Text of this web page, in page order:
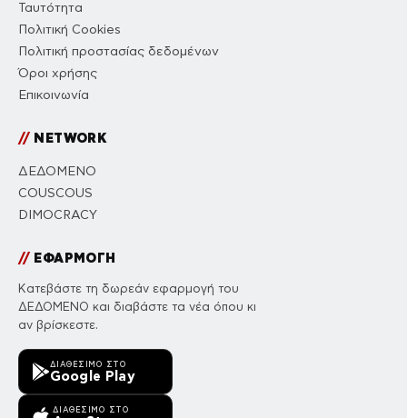
Ταυτότητα
Πολιτική Cookies
Πολιτική προστασίας δεδομένων
Όροι χρήσης
Επικοινωνία
//NETWORK
ΔΕΔΟΜΕΝΟ
COUSCOUS
DIMOCRACY
//ΕΦΑΡΜΟΓΗ
Κατεβάστε τη δωρεάν εφαρμογή του
ΔΕΔΟΜΕΝΟ και διαβάστε τα νέα όπου κι
αν βρίσκεστε.
ΔΙΑΘΈΣΙΜΟ ΣΤΟ
Google Play
ΔΙΑΘΈΣΙΜΟ ΣΤΟ